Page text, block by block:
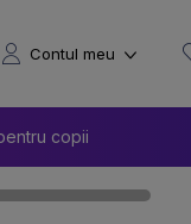
copii
Contul meu